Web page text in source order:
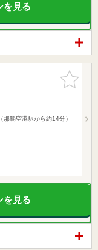
を見る
お気に入
りに追加
那覇空港駅から約14分）
を見る